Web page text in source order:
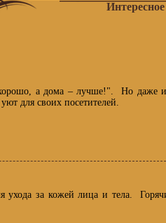
Интересное
а дома – лучше!". Но даже
для своих посетителей.
ухода за кожей лица и тела.